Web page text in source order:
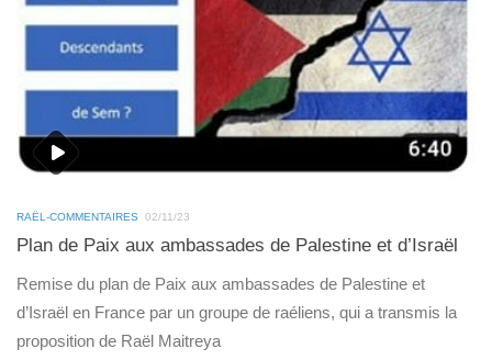
RAËL-COMMENTAIRES 02/11/23
Plan de Paix aux ambassades de Palestine et d’Israël
Remise du plan de Paix aux ambassades de Palestine et
d’Israël en France par un groupe de raéliens, qui a transmis la
proposition de Raël Maitreya